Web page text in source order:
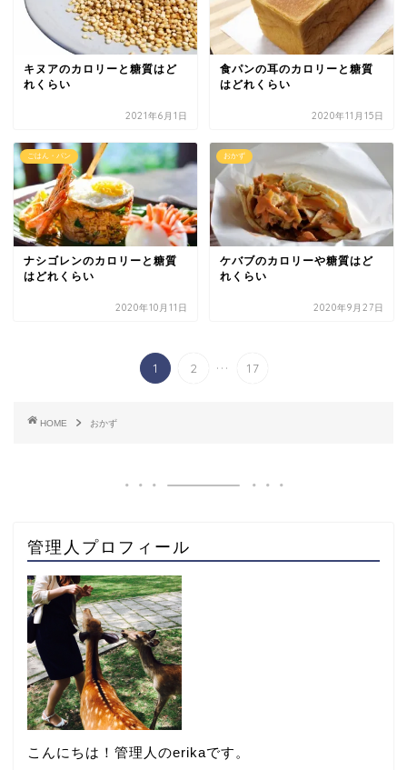
キヌアのカロリーと糖質はど
れくらい
2021年6月1日
食パンの耳のカロリーと糖質
はどれくらい
2020年11月15日
ごはん・パン
ナシゴレンのカロリーと糖質
はどれくらい
2020年10月11日
おかず
ケバブのカロリーや糖質はど
れくらい
2020年9月27日
1 2 ... 17
HOME おかず
管理人プロフィール
こんにちは！管理人のerikaです。